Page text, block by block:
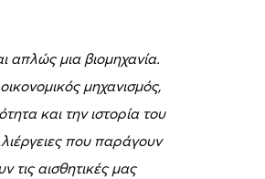
απλώς μια βιομηχανία.
μηχανισμός,
και την ιστορία του
που παράγουν
τις αισθητικές μας